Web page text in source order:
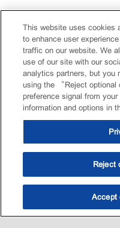
This website uses cookies
to enhance user
traffic on our website. We
use of our site with our
analytics partners, but you
using the “Reject
preference signal from
information and options in
Reject
Accept